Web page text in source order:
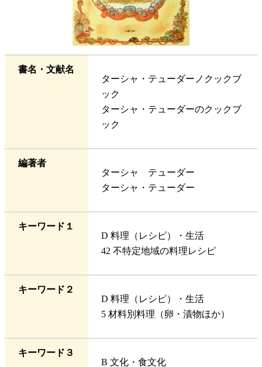
書名・文献名
ターシャ・テューダーノクックブ
ック
ターシャ・テューダーのクックブ
ック
編著者
ターシャ テューダー
ターシャ・テューダー
キーワード１
D 料理（レシピ）・生活
42 不特定地域の料理レシピ
キーワード２
D 料理（レシピ）・生活
5 材料別料理（卵・漬物ほか）
キーワード３
B 文化・食文化